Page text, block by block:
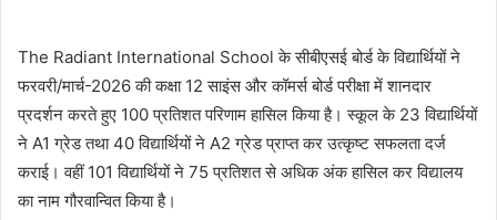
a
n
e
m
a
The Radiant International School के सीबीएसई बोर्ड के विद्यार्थियों ने
फरवरी/मार्च-2026 की कक्षा 12 साइंस और कॉमर्स बोर्ड परीक्षा में शानदार
प्रदर्शन करते हुए 100 प्रतिशत परिणाम हासिल किया है। स्कूल के 23 विद्यार्थियों
ने A1 ग्रेड तथा 40 विद्यार्थियों ने A2 ग्रेड प्राप्त कर उत्कृष्ट सफलता दर्ज
कराई। वहीं 101 विद्यार्थियों ने 75 प्रतिशत से अधिक अंक हासिल कर विद्यालय
का नाम गौरवान्वित किया है।